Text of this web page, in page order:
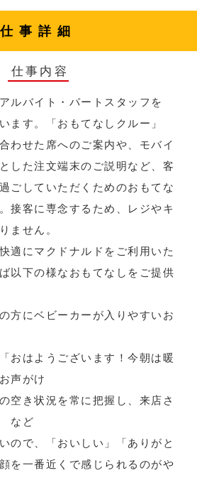
仕事詳細
仕事内容
ルバイト・パートスタッフを
ます。「おもてなしクルー」
わせた席へのご案内や、モバイ
した注文端末のご説明など、客
ごしていただくためのおもてな
接客に専念するため、レジやキ
ません。
適にマクドナルドをご利用いた
以下の様なおもてなしをご提供
方にベビーカーが入りやすいお
おはようございます！今朝は暖
声がけ
空き状況を常に把握し、来店さ
など
ので、「おいしい」「ありがと
を一番近くで感じられるのがや